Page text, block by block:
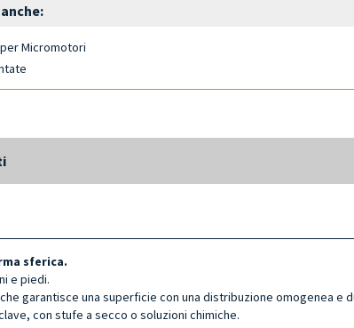
Micromotori
sferica.
e piedi.
garantisce una superficie con una distribuzione omogenea e
con stufe a secco o soluzioni chimiche.